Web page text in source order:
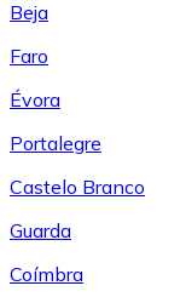
Beja
Faro
Évora
Portalegre
Castelo Branco
Guarda
Coímbra